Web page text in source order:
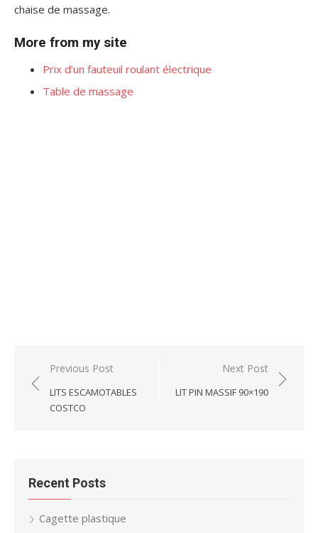
chaise de massage.
More from my site
Prix d’un fauteuil roulant électrique
Table de massage
Post
navigation
Previous Post
LITS ESCAMOTABLES
COSTCO
Next Post
LIT PIN MASSIF 90×190
Recent Posts
Cagette plastique